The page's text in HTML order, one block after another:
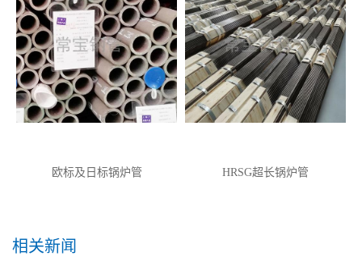
欧标及日标锅炉管 HRSG超长锅炉管
相关新闻